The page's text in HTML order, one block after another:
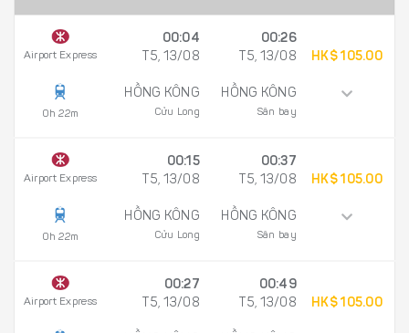
Airport Express
0h 22m
00:04
T5, 13/08
HỒNG KÔNG
Cửu Long
00:26
T5, 13/08
HỒNG KÔNG
Sân bay
HK$ 105.00
Airport Express
0h 22m
00:15
T5, 13/08
HỒNG KÔNG
Cửu Long
00:37
T5, 13/08
HỒNG KÔNG
Sân bay
HK$ 105.00
Airport Express
00:27
T5, 13/08
00:49
T5, 13/08
HK$ 105.00